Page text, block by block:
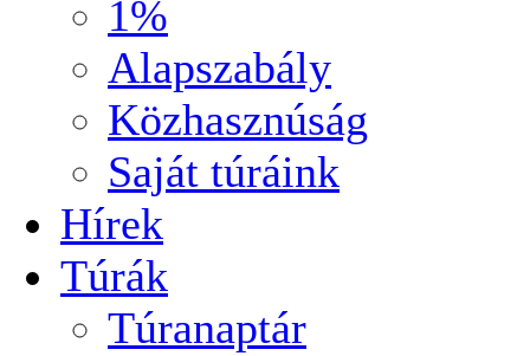
1%
Alapszabály
Közhasznúság
Saját túráink
Hírek
Túrák
Túranaptár